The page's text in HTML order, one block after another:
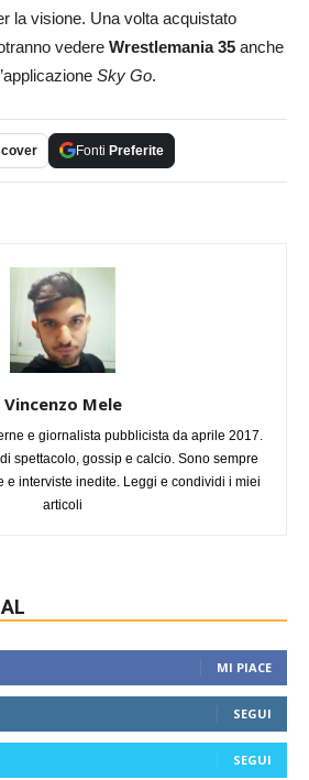
la visione. Una volta acquistato
vedere Wrestlemania 35 anche
Sky Go.
Fonti Preferite
Vincenzo Mele
e giornalista pubblicista da aprile 2017.
spettacolo, gossip e calcio. Sono sempre
e interviste inedite. Leggi e condividi i miei
articoli
MI PIACE
SEGUI
SEGUI